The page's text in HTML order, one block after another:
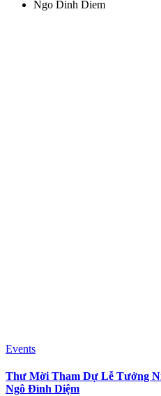
Ngo Dinh Diem
Posted
Events
Thư Mời Tham Dự Lễ Tưởng
Ngô Đình Diệm